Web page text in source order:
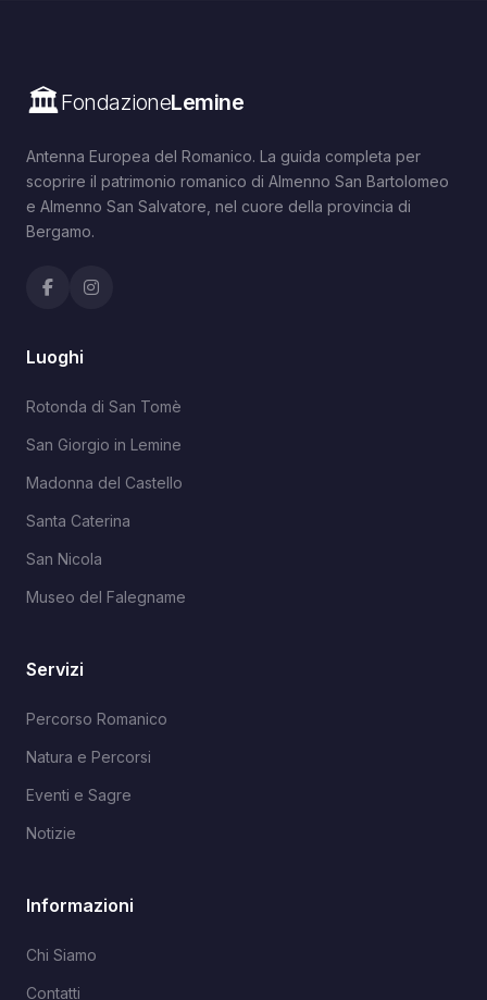
🏛️FondazioneLemine
Antenna Europea del Romanico. La guida completa per
scoprire il patrimonio romanico di Almenno San Bartolomeo
e Almenno San Salvatore, nel cuore della provincia di
Bergamo.
Luoghi
Rotonda di San Tomè
San Giorgio in Lemine
Madonna del Castello
Santa Caterina
San Nicola
Museo del Falegname
Servizi
Percorso Romanico
Natura e Percorsi
Eventi e Sagre
Notizie
Informazioni
Chi Siamo
Contatti